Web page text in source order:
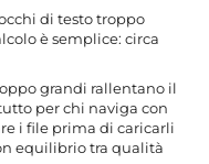
di testo troppo
è semplice: circa
grandi rallentano il
per chi naviga con
i file prima di caricarli
equilibrio tra qualità